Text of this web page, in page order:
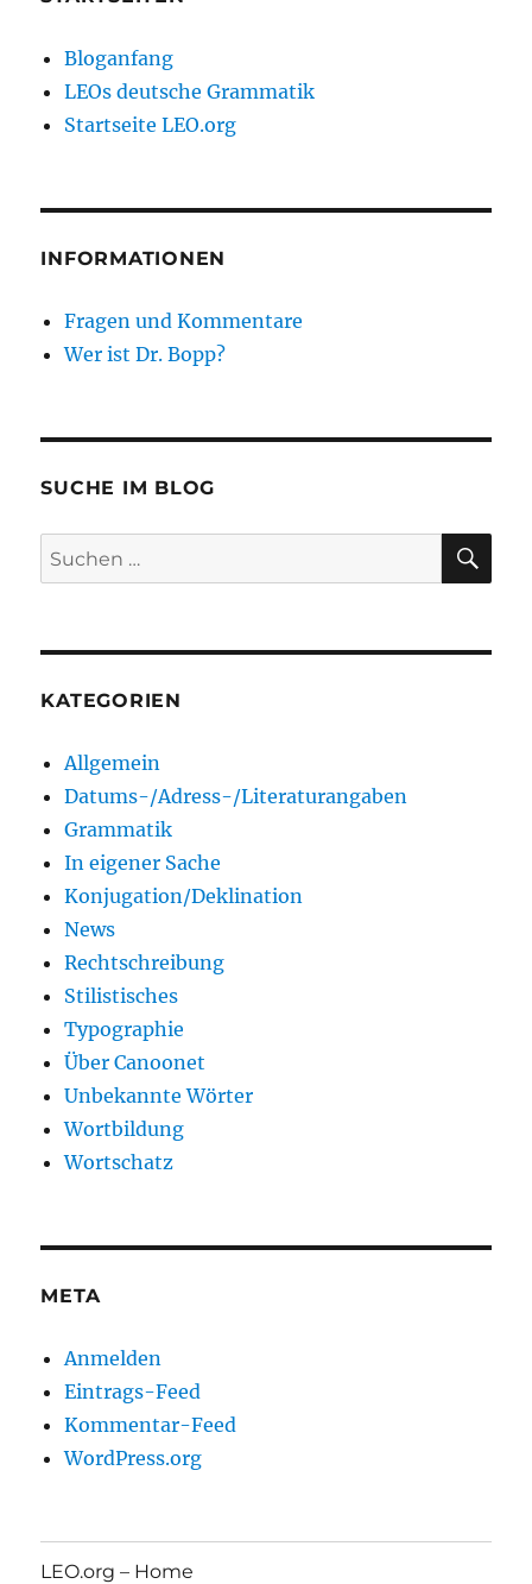
Bloganfang
LEOs deutsche Grammatik
Startseite LEO.org
INFORMATIONEN
Fragen und Kommentare
Wer ist Dr. Bopp?
SUCHE IM BLOG
Suchen
nach:
KATEGORIEN
Allgemein
Datums-/Adress-/Literaturangaben
Grammatik
In eigener Sache
Konjugation/Deklination
News
Rechtschreibung
Stilistisches
Typographie
Über Canoonet
Unbekannte Wörter
Wortbildung
Wortschatz
META
Anmelden
Eintrags-Feed
Kommentar-Feed
WordPress.org
LEO.org – Home